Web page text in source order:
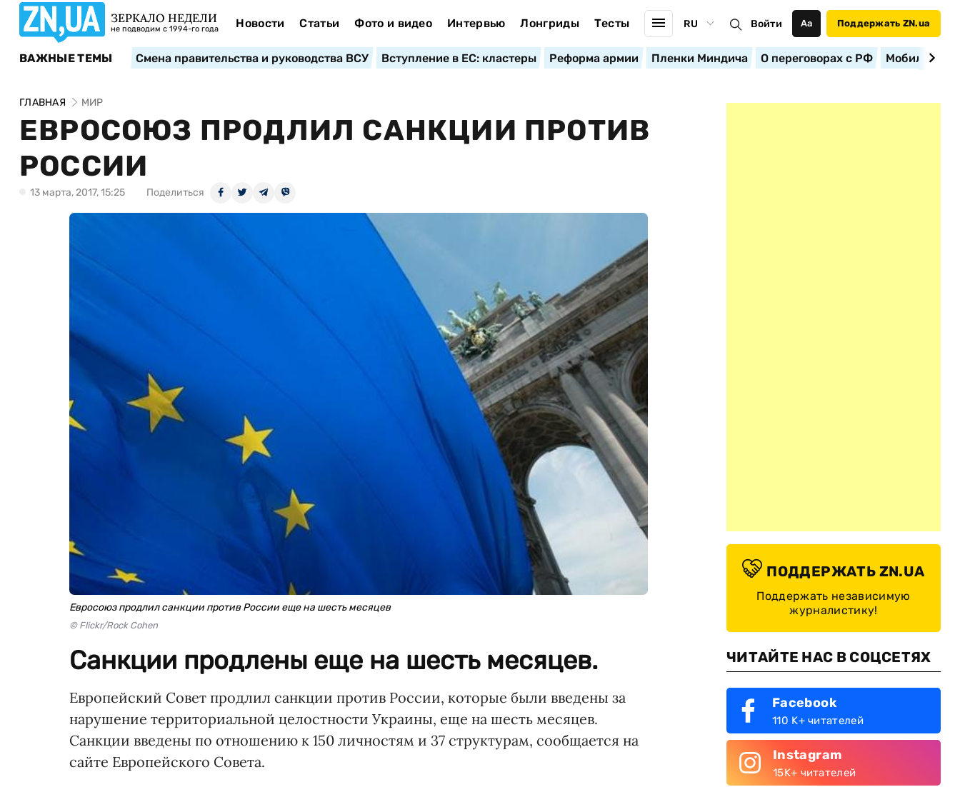
ЗЕРКАЛО НЕДЕЛИ
не подводим с 1994-го года Новости Статьи Фото и видео Интервью Лонгриды Тесты RU Войти Аа Поддержать ZN.ua
ВАЖНЫЕ ТЕМЫ Смена правительства и руководства ВСУ Вступление в ЕС: кластеры Реформа армии Пленки Миндича О переговорах с РФ
ГЛАВНАЯ МИР
ЕВРОСОЮЗ ПРОДЛИЛ САНКЦИИ ПРОТИВ
РОССИИ
13 марта, 2017, 15:25 Поделиться
Евросоюз продлил санкции против России еще на шесть месяцев
© Flickr/Rock Cohen
Санкции продлены еще на шесть месяцев.
Европейский Совет продлил санкции против России, которые были введены за
нарушение территориальной целостности Украины, еще на шесть месяцев.
Санкции введены по отношению к 150 личностям и 37 структурам, сообщается на
сайте Европейского Совета.
ПОДДЕРЖАТЬ ZN.UA
Поддержать независимую
журналистику!
ЧИТАЙТЕ НАС В СОЦСЕТЯХ
Facebook
110 K+ читателей
Instagram
15K+ читателей